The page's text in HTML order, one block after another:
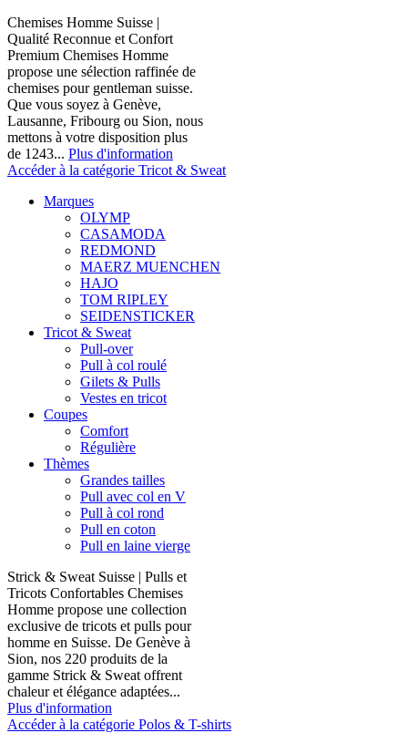
Chemises Homme Suisse |
Qualité Reconnue et Confort
Premium Chemises Homme
propose une sélection raffinée de
chemises pour gentleman suisse.
Que vous soyez à Genève,
Lausanne, Fribourg ou Sion, nous
mettons à votre disposition plus
de 1243... Plus d'information
Accéder à la catégorie Tricot & Sweat
Marques
OLYMP
CASAMODA
REDMOND
MAERZ MUENCHEN
HAJO
TOM RIPLEY
SEIDENSTICKER
Tricot & Sweat
Pull-over
Pull à col roulé
Gilets & Pulls
Vestes en tricot
Coupes
Comfort
Régulière
Thèmes
Grandes tailles
Pull avec col en V
Pull à col rond
Pull en coton
Pull en laine vierge
Strick & Sweat Suisse | Pulls et
Tricots Confortables Chemises
Homme propose une collection
exclusive de tricots et pulls pour
homme en Suisse. De Genève à
Sion, nos 220 produits de la
gamme Strick & Sweat offrent
chaleur et élégance adaptées...
Plus d'information
Accéder à la catégorie Polos & T-shirts